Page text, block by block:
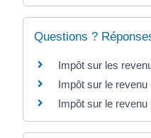
Questions ?
Impôt sur les
Impôt sur le
Impôt sur le